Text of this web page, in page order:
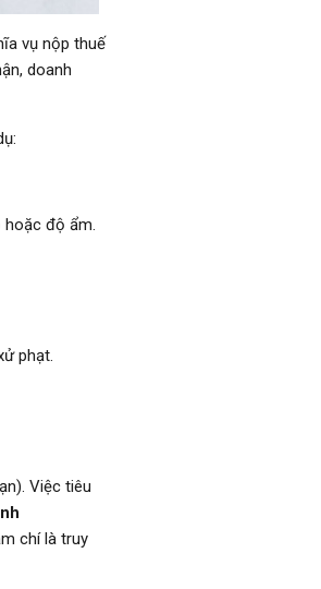
vụ nộp thuế
doanh
hoặc độ ẩm.
phạt.
Việc tiêu
chí là truy